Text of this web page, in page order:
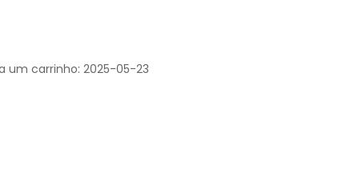
um carrinho: 2025-05-23